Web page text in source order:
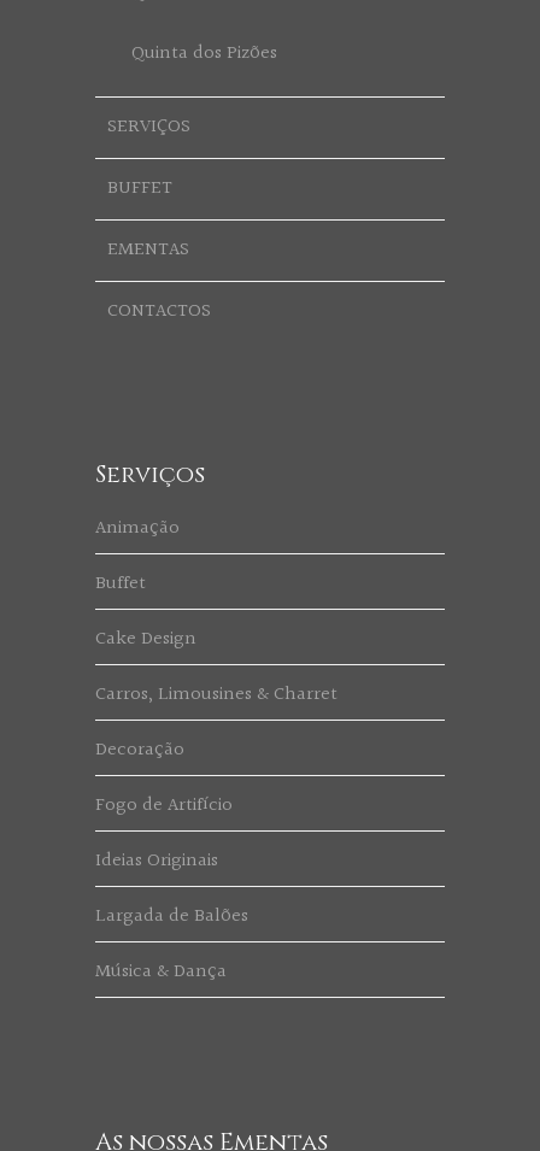
Quinta dos Pizões
SERVIÇOS
BUFFET
EMENTAS
CONTACTOS
Serviços
Animação
Buffet
Cake Design
Carros, Limousines & Charret
Decoração
Fogo de Artifício
Ideias Originais
Largada de Balões
Música & Dança
As nossas Ementas